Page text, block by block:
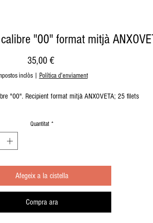
"00" format mitjà
35,00 €Price
inclòs| Política d'enviament
"00". Recipient format mitjà ANXOVETA; 25 filets
Quantitat *
Afegeix a la cistella
Compra ara